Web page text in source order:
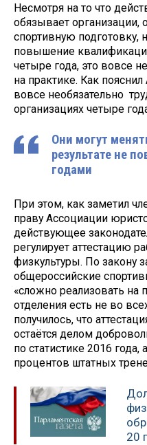
Несмотря на то что
обязывает
спортивную подготовку,
повышение
четыре года, это вовсе
на практике. Как
вовсе необязательно
организациях четыре
Они могут
результате не
годами
При этом, как заметил
праву Ассоциации
действующее
регулирует аттестацию
физкультуры. По закону
общероссийские
«сложно реализовать на
отделения есть не во
получилось, что
остаётся делом
по статистике 2016
процентов штатных
20